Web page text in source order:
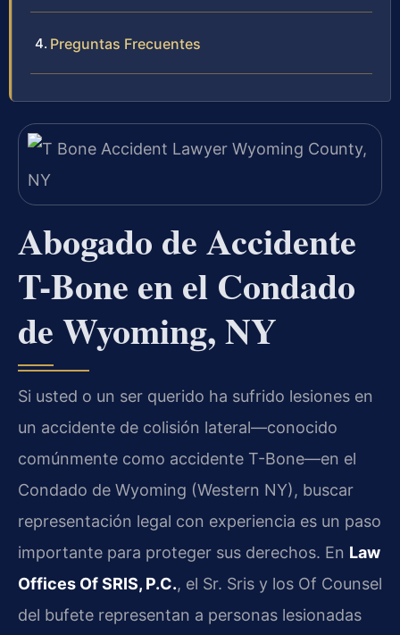
Preguntas Frecuentes
Abogado de Accidente
T-Bone en el Condado
de Wyoming, NY
Si usted o un ser querido ha sufrido lesiones en
un accidente de colisión lateral—conocido
comúnmente como accidente T-Bone—en el
Condado de Wyoming (Western NY), buscar
representación legal con experiencia es un paso
importante para proteger sus derechos. En Law
Offices Of SRIS, P.C., el Sr. Sris y los Of Counsel
del bufete representan a personas lesionadas